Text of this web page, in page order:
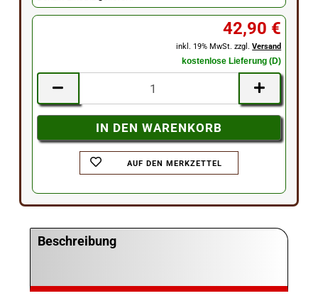
42,90 €
inkl. 19% MwSt. zzgl.Versand
kostenlose Lieferung (D)
AUF DEN MERKZETTEL
Beschreibung